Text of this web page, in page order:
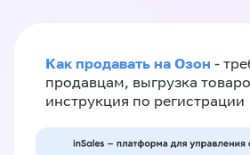
Как продавать на Озон -
продавцам, выгрузка
инструкция по регистрации